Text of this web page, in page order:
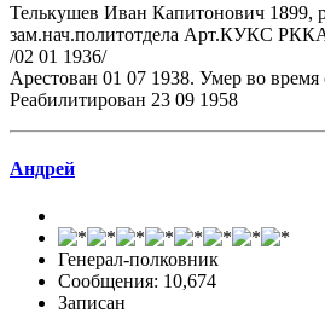
Телькушев Иван Капитонович 1899,
зам.нач.политотдела Арт.КУКС
/02 01 1936/
Арестован 01 07 1938. Умер во время
Реабилитирован 23 09 1958
Андрей
Генерал-полковник
Сообщения: 10,674
Записан